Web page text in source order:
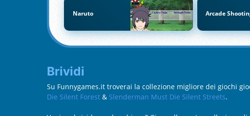
Naruto Arcade
Brividi
Su Funnygames.it troverai la collezione migliore dei giochi
Die Silent Forest & Slenderman Must Die Silent Streets.